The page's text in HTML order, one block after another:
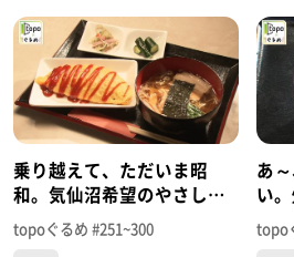
乗り越えて、ただいま昭
和。気仙沼希望のやさしい
味！「喫茶マンボ」（気仙
沼市南町）＃300【topoぐ
topoぐるめ #251~300
あ
い
（
岩
topo